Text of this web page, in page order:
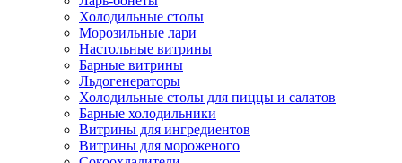
Холодильные столы
Морозильные лари
Настольные витрины
Барные витрины
Льдогенераторы
Холодильные столы для пиццы и салатов
Барные холодильники
Витрины для ингредиентов
Витрины для мороженого